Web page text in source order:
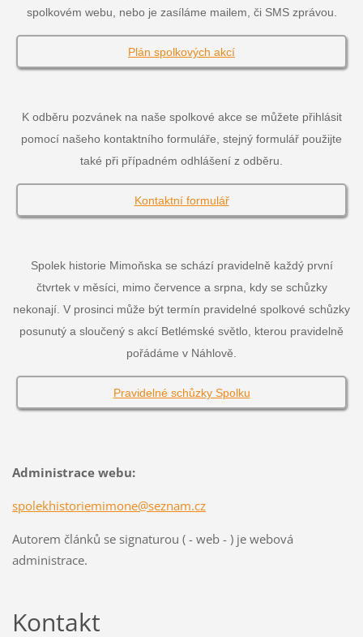
spolkovém webu, nebo je zasíláme mailem, či SMS zprávou.
Plán spolkových akcí
K odběru pozvánek na naše spolkové akce se můžete přihlásit
pomocí našeho kontaktního formuláře, stejný formulář použijte
také při případném odhlášení z odběru.
Kontaktní formulář
Spolek historie Mimoňska se schází pravidelně každý první
čtvrtek v měsíci, mimo července a srpna, kdy se schůzky
nekonají. V prosinci může být termín pravidelné spolkové schůzky
posunutý a sloučený s akcí Betlémské světlo, kterou pravidelně
pořádáme v Náhlově.
Pravidelné schůzky Spolku
Administrace webu:
spolekhistoriemimone@seznam.cz
Autorem článků se signaturou ( - web - ) je webová
administrace.
Kontakt